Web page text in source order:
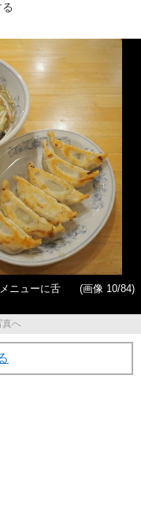
ニューに舌
(画像 10/84)
真へ